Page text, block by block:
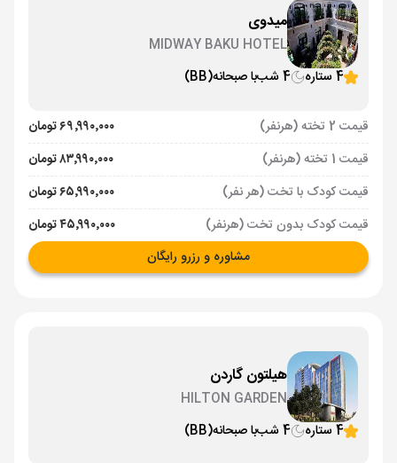
میدوی
MIDWAY BAKU HOTEL
4 ستاره
4 شب با صبحانه(BB)
قیمت 2 تخته (هرنفر)
۶۹٬۹۹۰٬۰۰۰ تومان
قیمت 1 تخته (هرنفر)
۸۳٬۹۹۰٬۰۰۰ تومان
قیمت کودک با تخت (هر نفر)
۶۵٬۹۹۰٬۰۰۰ تومان
قیمت کودک بدون تخت (هرنفر)
۴۵٬۹۹۰٬۰۰۰ تومان
مشاوره و رزرو رایگان
هیلتون گاردن
HILTON GARDEN
4 ستاره
4 شب با صبحانه(BB)